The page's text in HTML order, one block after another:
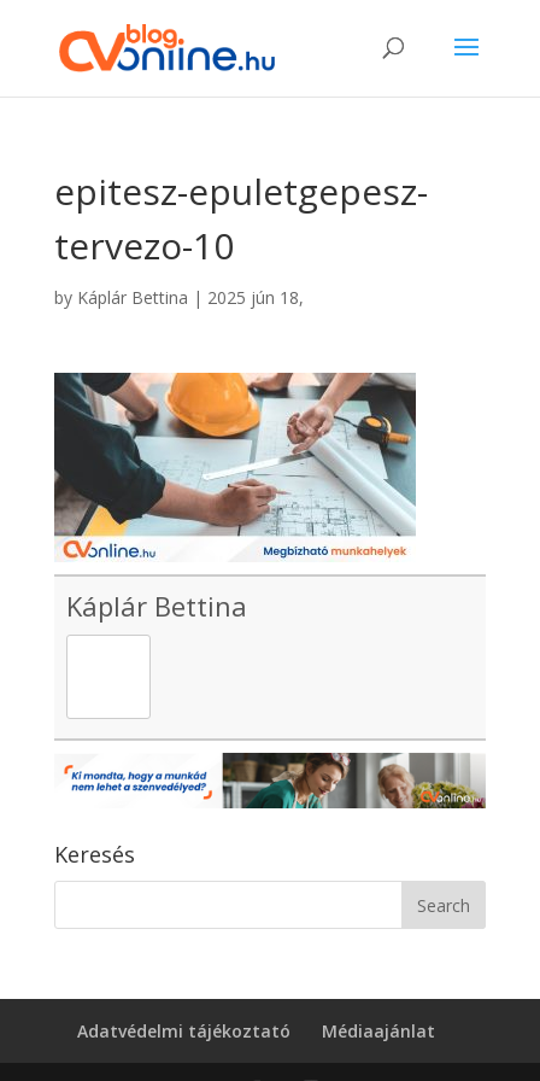
epitesz-epuletgepesz-
tervezo-10
by Káplár Bettina | 2025 jún 18,
Káplár Bettina
Keresés
Adatvédelmi tájékoztató Médiaajánlat